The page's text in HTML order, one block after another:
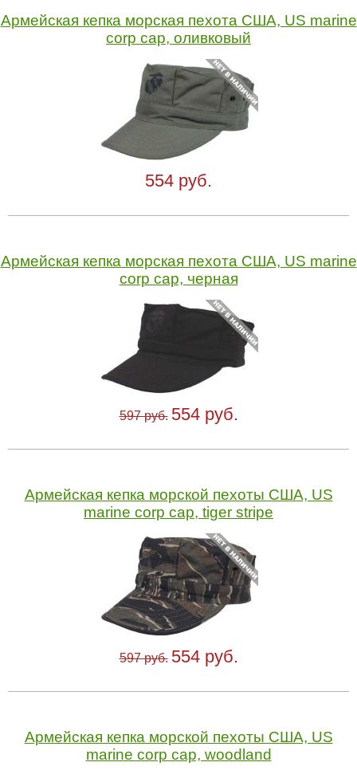
Армейская кепка морская пехота США, US marine
corp cap, оливковый
554 руб.
Армейская кепка морская пехота США, US marine
corp cap, черная
597 руб. 554 руб.
Армейская кепка морской пехоты США, US
marine corp cap, tiger stripe
597 руб. 554 руб.
Армейская кепка морской пехоты США, US
marine corp cap, woodland